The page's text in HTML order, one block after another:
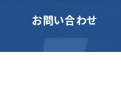
お問い合わせ